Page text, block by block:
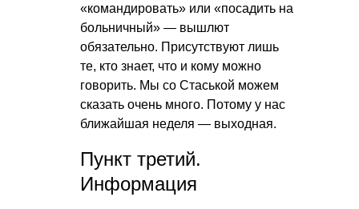
«командировать» или «посадить на
больничный» — вышлют
обязательно. Присутствуют лишь
те, кто знает, что и кому можно
говорить. Мы со Стаськой можем
сказать очень много. Потому у нас
ближайшая неделя — выходная.
Пункт третий.
Информация